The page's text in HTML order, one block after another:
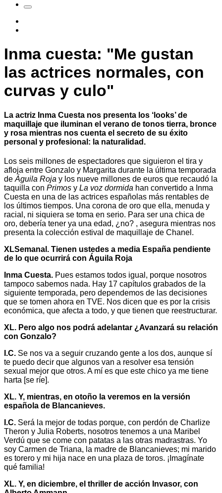
Inma cuesta: "Me gustan
las actrices normales, con
curvas y culo"
La actriz Inma Cuesta nos presenta los ‘looks’ de
maquillaje que iluminan el verano de tonos tierra, bronce
y rosa mientras nos cuenta el secreto de su éxito
personal y profesional: la naturalidad.
Los seis millones de espectadores que siguieron el tira y
afloja entre Gonzalo y Margarita durante la última temporada
de Águila Roja y los nueve millones de euros que recaudó la
taquilla con Primos y La voz dormida han convertido a Inma
Cuesta en una de las actrices españolas más rentables de
los últimos tiempos. Una corona de oro que ella, menuda y
racial, ni siquiera se toma en serio. Para ser una chica de
oro, debería tener ya una edad, ¿no? , asegura mientras nos
presenta la colección estival de maquillaje de Chanel.
XLSemanal. Tienen ustedes a media España pendiente
de lo que ocurrirá con Águila Roja
Inma Cuesta. Pues estamos todos igual, porque nosotros
tampoco sabemos nada. Hay 17 capítulos grabados de la
siguiente temporada, pero dependemos de las decisiones
que se tomen ahora en TVE. Nos dicen que es por la crisis
económica, que afecta a todo, y que tienen que reestructurar.
XL. Pero algo nos podrá adelantar ¿Avanzará su relación
con Gonzalo?
I.C. Se nos va a seguir cruzando gente a los dos, aunque sí
te puedo decir que algunos van a resolver esa tensión
sexual mejor que otros. A mí es que este chico ya me tiene
harta [se ríe].
XL. Y, mientras, en otoño la veremos en la versión
española de Blancanieves.
I.C. Será la mejor de todas porque, con perdón de Charlize
Theron y Julia Roberts, nosotros tenemos a una Maribel
Verdú que se come con patatas a las otras madrastras. Yo
soy Carmen de Triana, la madre de Blancanieves; mi marido
es torero y mi hija nace en una plaza de toros. ¡Imagínate
qué familia!
XL. Y, en diciembre, el thriller de acción Invasor, con